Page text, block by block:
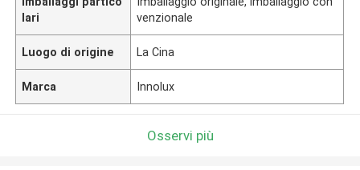
lari
venzionale
Luogo di origine La Cina
Marca Innolux
Osservi più